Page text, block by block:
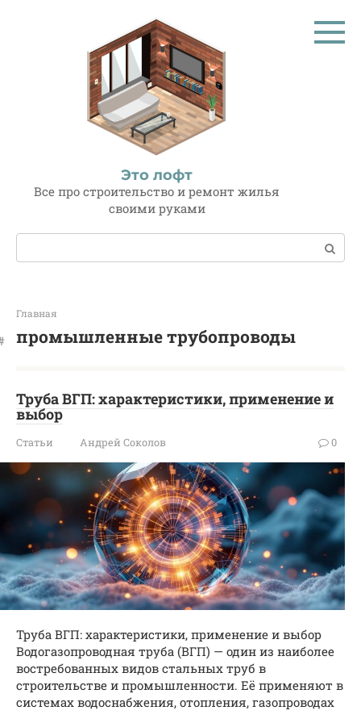
Это лофт
Все про строительство и ремонт жилья
своими руками
Поиск:
Главная
промышленные трубопроводы
Труба ВГП: характеристики, применение и
выбор
Статьи Андрей Соколов 0
Труба ВГП: характеристики, применение и выбор
Водогазопроводная труба (ВГП) — один из наиболее
востребованных видов стальных труб в
строительстве и промышленности. Её применяют в
системах водоснабжения, отопления, газопроводах